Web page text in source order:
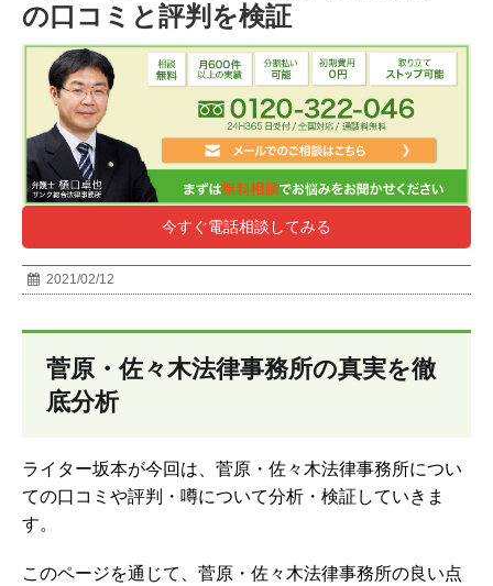
の口コミと評判を検証
今すぐ電話相談してみる
2021/02/12
菅原・佐々木法律事務所の真実を徹
底分析
ライター坂本が今回は、菅原・佐々木法律事務所につい
ての口コミや評判・噂について分析・検証していきま
す。
このページを通じて、菅原・佐々木法律事務所の良い点